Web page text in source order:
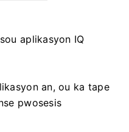
aplikasyon IQ
an, ou ka tape
pwosesis